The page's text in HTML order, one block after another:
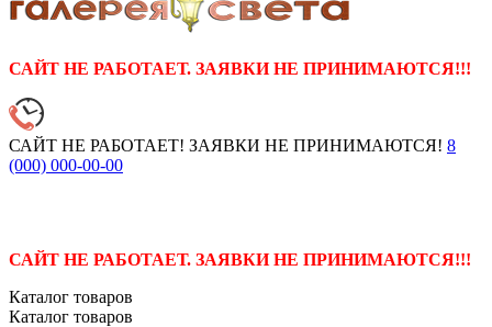
САЙТ НЕ РАБОТАЕТ. ЗАЯВКИ НЕ ПРИНИМАЮТСЯ!!!
САЙТ НЕ РАБОТАЕТ! ЗАЯВКИ НЕ ПРИНИМАЮТСЯ! 8
(000) 000-00-00
САЙТ НЕ РАБОТАЕТ. ЗАЯВКИ НЕ ПРИНИМАЮТСЯ!!!
Каталог товаров
Каталог товаров